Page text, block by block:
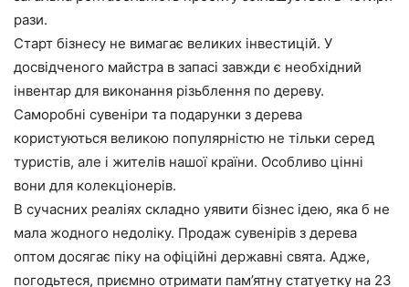
рази.
Старт бізнесу не вимагає великих інвестицій. У
досвідченого майстра в запасі завжди є необхідний
інвентар для виконання різьблення по дереву.
Саморобні сувеніри та подарунки з дерева
користуються великою популярністю не тільки серед
туристів, але і жителів нашої країни. Особливо цінні
вони для колекціонерів.
В сучасних реаліях складно уявити бізнес ідею, яка б не
мала жодного недоліку. Продаж сувенірів з дерева
оптом досягає піку на офіційні державні свята. Адже,
погодьтеся, приємно отримати пам’ятну статуетку на 23